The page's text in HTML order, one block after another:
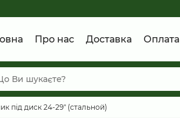
Про нас Доставка Оплата
під диск 24-29" (стальной)